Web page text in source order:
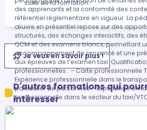
des apprenants et la conformité des
référentiel réglementaire en vigueur. La pédagogie mise en
œuvre en présentiel repose sur des
structurés, des échanges interactifs, des
QCM et des examens blancs, permettant
accompagnement de proximité et une
aux épreuves de l’examen taxi. Qualifications et références
professionnelles : – Carte professionnelle
Expérience professionnelle dans le
particulier de personnes – Expérience en
professionnelle dans le secteur du taxi/
suite de la formation.
Je veux en savoir plus !
D'autres formations qui
intéresser